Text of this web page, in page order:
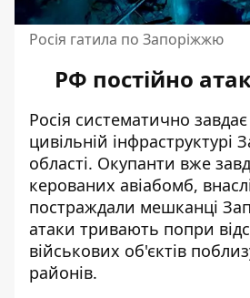
Росія гатила по Запоріжжю
РФ постійно
Росія систематично
цивільній інфраструктурі
області. Окупанти вже
керованих авіабомб,
постраждали мешканці
атаки тривають попри
військових об'єктів
районів.